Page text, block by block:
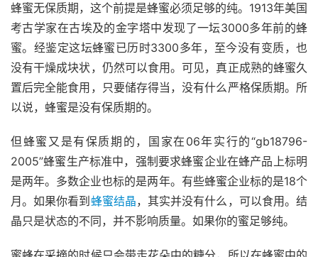
蜂蜜无保质期，这个前提是蜂蜜必须足够的纯。1913年美国
考古学家在古埃及的金字塔中发现了一坛3000多年前的蜂
蜜。经鉴定这坛蜂蜜已历时3300多年，至今没有变质，也
没有干燥成块状，仍然可以食用。可见，真正成熟的蜂蜜久
置后完全能食用，只要储存得当，没有什么严格保质期。所
以说，蜂蜜是没有保质期的。
但蜂蜜又是有保质期的，国家在06年实行的“gb18796-
2005”蜂蜜生产标准中，强制要求蜂蜜企业在蜂产品上标明
是两年。多数企业也标的是两年。有些蜂蜜企业标的是18个
月。如果你看到 蜂蜜结晶，其实并没有什么，可以食用。结
晶只是状态的不同，并不影响质量。如果你的蜜足够纯。